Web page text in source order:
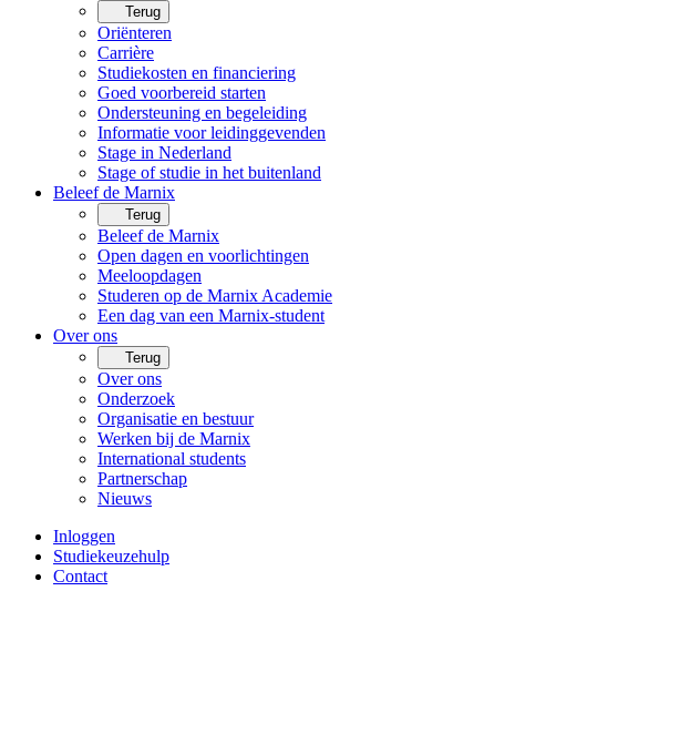
Terug
Oriënteren
Carrière
Studiekosten en financiering
Goed voorbereid starten
Ondersteuning en begeleiding
Informatie voor leidinggevenden
Stage in Nederland
Stage of studie in het buitenland
Beleef de Marnix
Terug
Beleef de Marnix
Open dagen en voorlichtingen
Meeloopdagen
Studeren op de Marnix Academie
Een dag van een Marnix-student
Over ons
Terug
Over ons
Onderzoek
Organisatie en bestuur
Werken bij de Marnix
International students
Partnerschap
Nieuws
Inloggen
Studiekeuzehulp
Contact